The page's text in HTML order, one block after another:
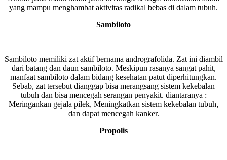
yang mampu menghambat aktivitas radikal bebas di dalam tubuh.
Sambiloto
Sambiloto memiliki zat aktif bernama andrografolida. Zat ini diambil
dari batang dan daun sambiloto. Meskipun rasanya sangat pahit,
manfaat sambiloto dalam bidang kesehatan patut diperhitungkan.
Sebab, zat tersebut dianggap bisa merangsang sistem kekebalan
tubuh dan bisa mencegah serangan penyakit. diantaranya :
Meringankan gejala pilek, Meningkatkan sistem kekebalan tubuh,
dan dapat mencegah kanker.
Propolis